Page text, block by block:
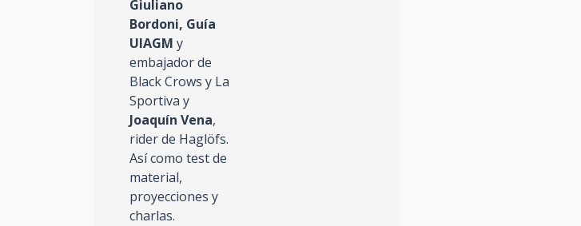
Giuliano
Bordoni, Guía
UIAGM y
embajador de
Black Crows y La
Sportiva y
Joaquín Vena,
rider de Haglöfs.
Así como test de
material,
proyecciones y
charlas.